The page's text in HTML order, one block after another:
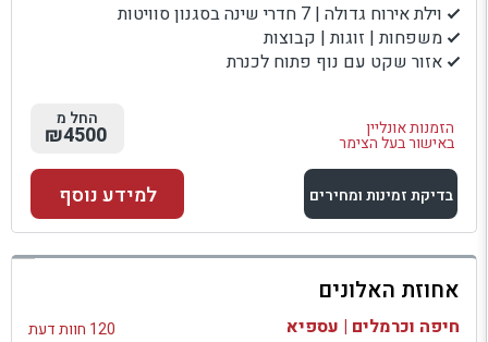
וילת אירוח גדולה | 7 חדרי שינה בסגנון סוויטות
משפחות | זוגות | קבוצות
אזור שקט עם נוף פתוח לכנרת
הזמנות אונליין
באישור בעל הצימר
החל מ
₪4500
בדיקת זמינות ומחירים
למתחם זה
בדיקת זמינות ומחירים
למידע נוסף
אחוזת האלונים
חיפה וכרמלים | עספיא 120 חוות דעת